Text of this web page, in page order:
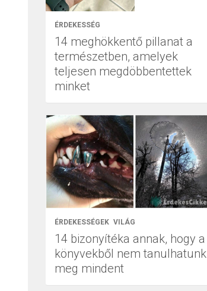
ÉRDEKESSÉG
14 meghökkentő pillanat a
természetben, amelyek
teljesen megdöbbentettek
minket
ÉRDEKESSÉGEK VILÁG
14 bizonyítéka annak, hogy a
könyvekből nem tanulhatunk
meg mindent